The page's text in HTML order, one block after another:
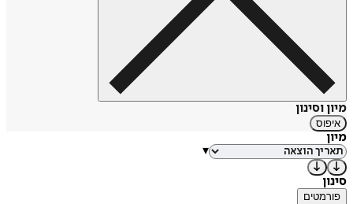
מיון וסינון
איפוס
מיון
▾
סינון
פורמטים